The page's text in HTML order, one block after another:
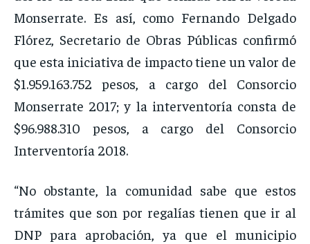
Monserrate. Es así, como Fernando Delgado
Flórez, Secretario de Obras Públicas confirmó
que esta iniciativa de impacto tiene un valor de
$1.959.163.752 pesos, a cargo del Consorcio
Monserrate 2017; y la interventoría consta de
$96.988.310 pesos, a cargo del Consorcio
Interventoría 2018.
“No obstante, la comunidad sabe que estos
trámites que son por regalías tienen que ir al
DNP para aprobación, ya que el municipio